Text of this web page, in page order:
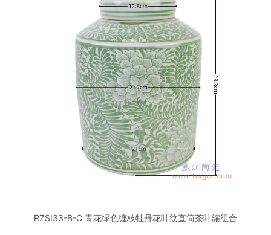
RZSI33-B-C 青花绿色缠枝牡丹花叶纹直筒茶叶罐组合